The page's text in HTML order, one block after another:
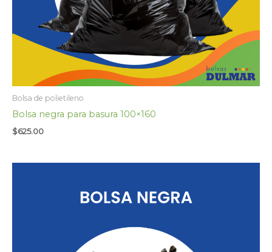
Bolsa de polietileno
Bolsa negra para basura 100×160
$625.00